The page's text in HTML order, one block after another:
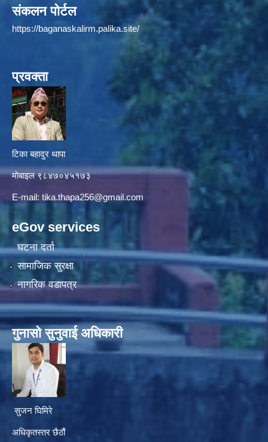
संकलन पोर्टल
https://baganaskalirm.palika.site/
प्रवक्ता
टिका बहादुर थापा
माे‍बाइल ९८४७०४५१७३
E-mail: tika.thapa256@gmail.com
eGov services
घटना दर्ता
सामाजिक सुरक्षा
नागरिक वडापत्र
गुनासाे सुनुवाई अधिकारी
सुजन घिमिरे
अधिकृतस्तर छैठौं‌